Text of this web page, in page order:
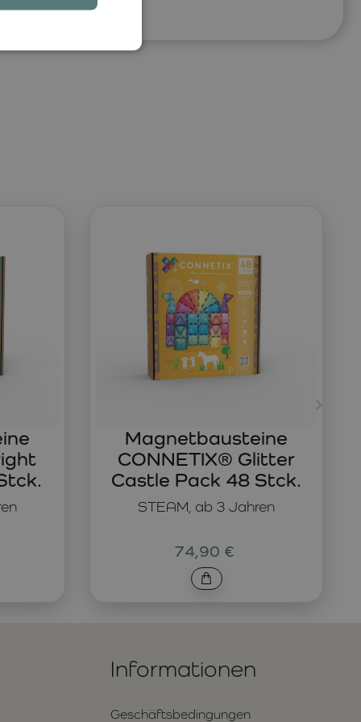
STEAM, ab 3 Jahren
Magnetbausteine
CONNETIX® Glitter
Castle Pack 48 Stck.
74,90 €
Informationen
Geschäftsbedingungen